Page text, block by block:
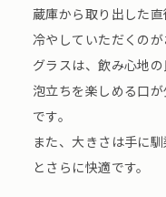
蔵庫から取り出した
冷やしていただくのが
グラスは、飲み心地
泡立ちを楽しめる口
です。
また、大きさは手に
とさらに快適です。